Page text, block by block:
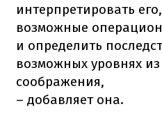
интерпретировать
возможные
и определить
возможных уровнях
соображения,
– добавляет она.